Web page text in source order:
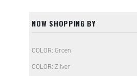
NOW SHOPPING BY
COLOR Groen
COLOR Zilver